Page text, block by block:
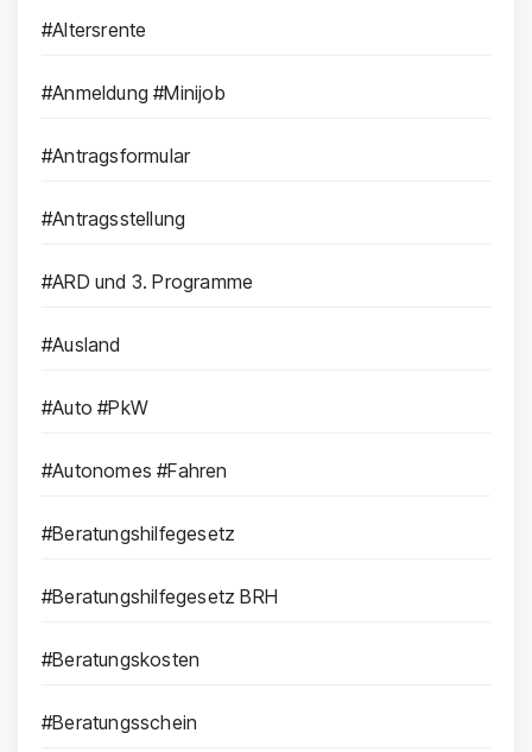
#Altersrente
#Anmeldung #Minijob
#Antragsformular
#Antragsstellung
#ARD und 3. Programme
#Ausland
#Auto #PkW
#Autonomes #Fahren
#Beratungshilfegesetz
#Beratungshilfegesetz BRH
#Beratungskosten
#Beratungsschein